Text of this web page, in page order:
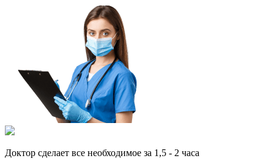
Доктор сделает все необходимое за 1,5 - 2 часа